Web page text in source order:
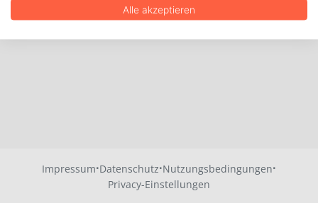
Impressum·Datenschutz·Nutzungsbedingungen·
Privacy-Einstellungen
Alle akzeptieren